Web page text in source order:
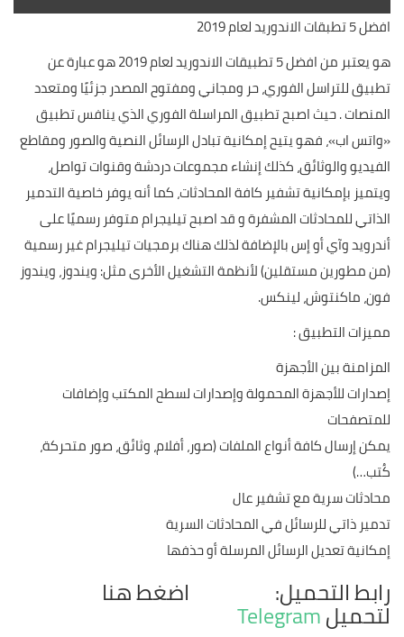
افضل 5 تطبقات الاندوريد لعام 2019
هو يعتبر من افضل 5 تطبيقات الاندوريد لعام 2019 هو عبارة عن
تطبيق للتراسل الفوري، حر ومجاني ومفتوح المصدر جزئيًا ومتعدد
المنصات . حيث اصبح تطبيق المراسلة الفوري الذي ينافس تطبيق
«واتس اب»، فهو يتيح إمكانية تبادل الرسائل النصية والصور ومقاطع
الفيديو والوثائق، كذلك إنشاء مجموعات دردشة وقنوات تواصل،
ويتميز بإمكانية تشفير كافة المحادثات، كما أنه يوفر خاصية التدمير
الذاتي للمحادثات المشفرة و قد اصبح تيليجرام متوفر رسميًا على
أندرويد وآي أو إس بالإضافة لذلك هناك برمجيات تيليجرام غير رسمية
(من مطورين مستقلين) لأنظمة التشغيل الأخرى مثل: ويندوز، ويندوز
فون، ماكنتوش، لينكس.
مميزات التطبيق :
المزامنة بين الأجهزة
إصدارات للأجهزة المحمولة وإصدارات لسطح المكتب وإضافات
للمتصفحات
يمكن إرسال كافة أنواع الملفات (صور، أفلام، وثائق، صور متحركة،
كُتب…)
محادثات سرية مع تشفير عال
تدمير ذاتي للرسائل في المحادثات السرية
إمكانية تعديل الرسائل المرسلة أو حذفها
رابط التحميل: اضغط هنا
لتحميلTelegram